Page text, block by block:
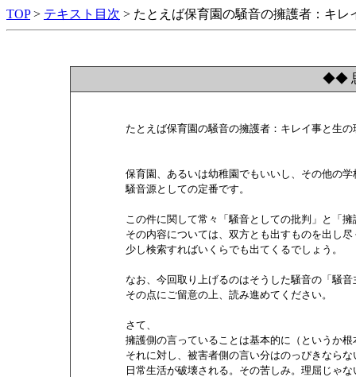
TOP> テキスト目次 > たとえば保育園の騒音の擁護者：キ
◆◆
たとえば保育園の騒音の擁護者：キレイ事と生の
保育園、あるいは幼稚園でもいいし、その他の学
        騒音源としての定番です。
この件に関して常々「騒音としての批判」と「
その内容については、双方とも出すものを出し尽
        少し検索すればいくらでも出てくるでしょう。
なお、今回取り上げるのはそうした騒音の「騒音
        その点にご留意の上、読み進めてください。
        さて、
擁護側の言っていることは基本的に（というか根
それに対し、被害者側の言い分はのっぴきならな
日常生活が破壊される。その苦しみ。理屈じゃな